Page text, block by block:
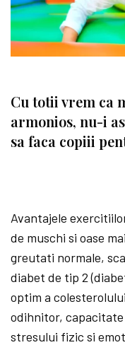
Cu totii vrem ca
armonios, nu-i
sa faca copiii
Avantajele
de muschi si oase
greutati normale,
diabet de tip 2
optim a
odihnitor, capacitate
stresului fizic si